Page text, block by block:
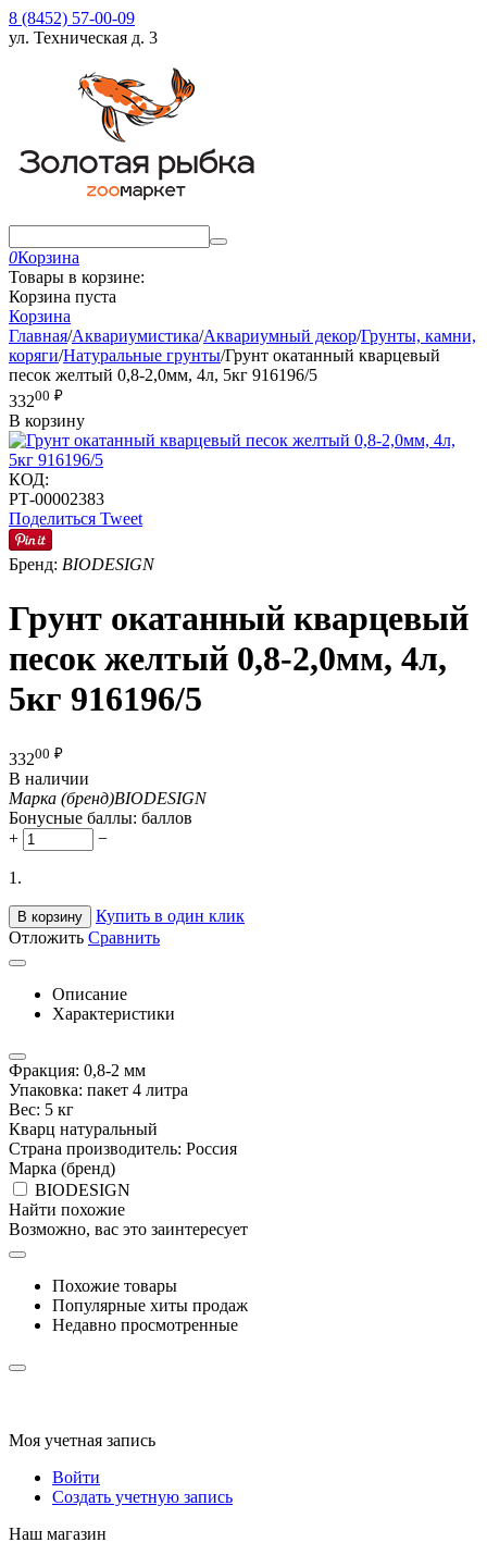
8 (8452) 57-00-09
ул. Техническая д. 3
0Корзина
Товары в корзине:
Корзина пуста
Корзина
Главная/Аквариумистика/Аквариумный декор/Грунты, камни,
коряги/Натуральные грунты/Грунт окатанный кварцевый
песок желтый 0,8-2,0мм, 4л, 5кг 916196/5
33200 ₽
В корзину
КОД:
РТ-00002383
Поделиться Tweet
Бренд: BIODESIGN
Грунт окатанный кварцевый
песок желтый 0,8-2,0мм, 4л,
5кг 916196/5
33200 ₽
В наличии
Марка (бренд)BIODESIGN
Бонусные баллы: баллов
+
−
1.
В корзину
Купить в один клик
Отложить Сравнить
Описание
Характеристики
Фракция: 0,8-2 мм
Упаковка: пакет 4 литра
Вес: 5 кг
Кварц натуральный
Страна производитель: Россия
Марка (бренд)
BIODESIGN
Найти похожие
Возможно, вас это заинтересует
Похожие товары
Популярные хиты продаж
Недавно просмотренные
Моя учетная запись
Войти
Создать учетную запись
Наш магазин